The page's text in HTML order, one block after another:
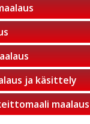
ja käsittely
maalaus